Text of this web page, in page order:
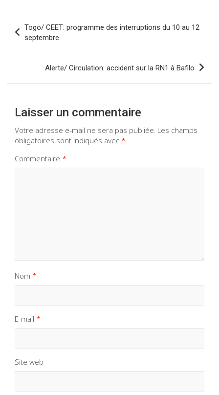
o
k
A
p
p
m
de
l’article
Togo/ CEET: programme des interruptions du 10 au 12
septembre
Alerte/ Circulation: accident sur la RN1 à Bafilo
Laisser un commentaire
Votre adresse e-mail ne sera pas publiée. Les champs
obligatoires sont indiqués avec *
Commentaire *
Nom *
E-mail *
Site web